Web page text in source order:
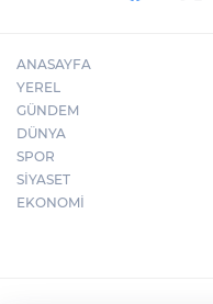
ANASAYFA
YEREL
GÜNDEM
DÜNYA
SPOR
SİYASET
EKONOMİ